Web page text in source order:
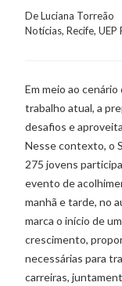
De Luciana Torreão
Notícias, Recife, UEP
Em meio ao
trabalho atual, a
desafios e
Nesse contexto, o
275 jovens
evento de
manhã e tarde, no
marca o início de
crescimento,
necessárias para
carreiras,